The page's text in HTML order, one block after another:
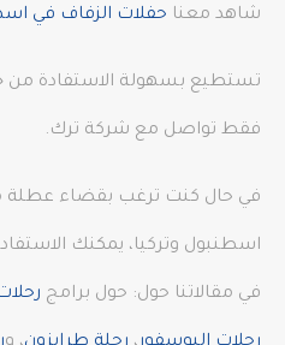
شاهد معنا حفلات الزفاف في
تستطيع بسهولة الاستفادة من
فقط تواصل مع شركة ترك.
في حال كنت ترغب بقضاء عطلة
اسطنبول وتركيا، يمكنك
في مقالاتنا حول: حول برامج